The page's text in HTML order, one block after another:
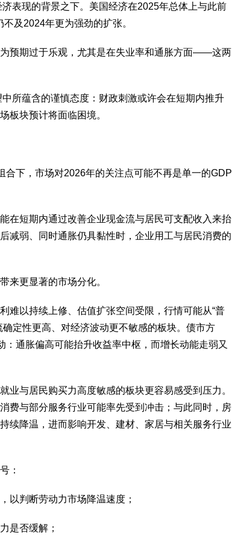
表现的背景之下。美国经济在2025年总体上与此前
及2024年更为强劲的扩张。
预期过于乐观，尤其是在失业率和通胀方面——这两
所蕴含的谨慎态度：财政刺激或许会在短期内推升
板块预计将面临困境。
合下，市场对2026年的关注点可能不再是单一的GDP
在短期内通过改善企业现金流与居民可支配收入来抬
减弱、同时通胀仍具黏性时，企业用工与居民消费的
来更显著的市场分化。
难以持续上修、估值扩张空间受限，行情可能从“普
定性更高、对经济波动更不敏感的板块。债市方
：通胀偏高可能抬升收益率中枢，而增长动能走弱又
业与居民购买力高度敏感的板块更容易感受到压力。
费与部分服务行业可能率先受到冲击；与此同时，房
续降温，进而影响开发、建材、家居与相关服务行业
：
以判断劳动力市场降温速度；
是否缓解；